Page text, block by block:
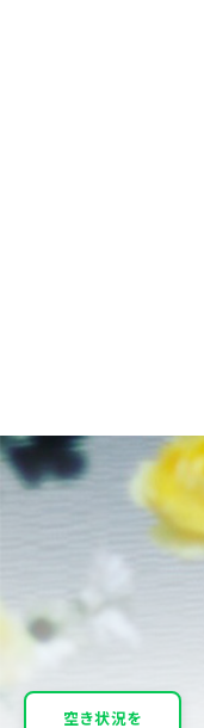
空き状況を